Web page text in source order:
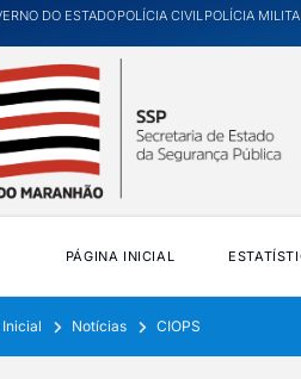
DO ESTADOPOLÍCIA CIVILPOLÍCIA
PÁGINA INICIAL
Notícias CIOPS